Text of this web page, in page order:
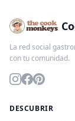
La red social
con tu comunidad.
DESCUBRIR